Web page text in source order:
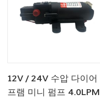
12V / 24V 수압 다이어
프램 미니 펌프 4.0LPM